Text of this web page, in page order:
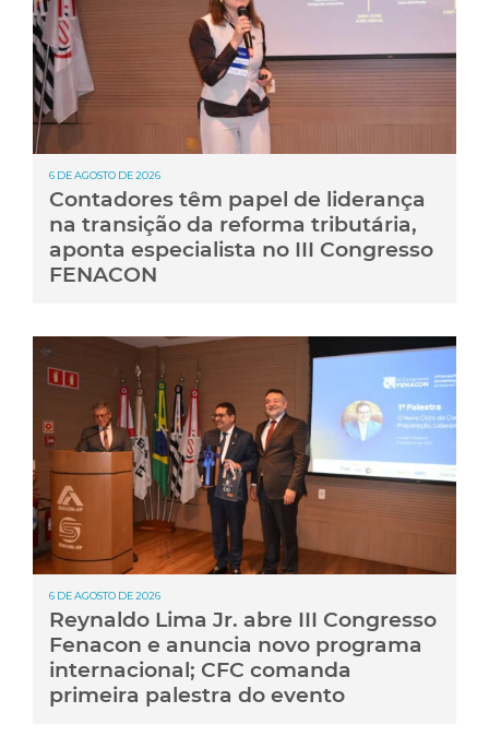
6 DE AGOSTO DE 2026
Contadores têm papel de liderança
na transição da reforma tributária,
aponta especialista no III Congresso
FENACON
6 DE AGOSTO DE 2026
Reynaldo Lima Jr. abre III Congresso
Fenacon e anuncia novo programa
internacional; CFC comanda
primeira palestra do evento